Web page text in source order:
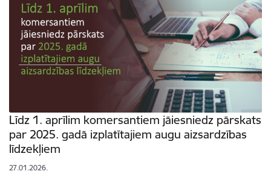
Līdz 1. aprīlim komersantiem jāiesniedz pārskats
par 2025. gadā izplatītajiem augu aizsardzības
līdzekļiem
27.01.2026.